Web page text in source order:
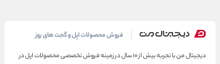
دیجیتال من فروش محصولات اپل و گجت های روز
دیجیتال من با تجربه بیش از ۱۰ سال در زمینه فروش تخصصی محصولات اپل در